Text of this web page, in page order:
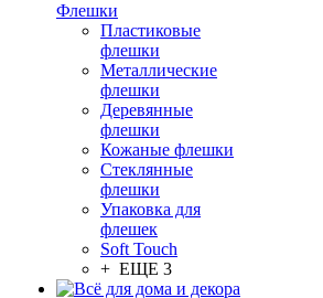
Флешки
Пластиковые
флешки
Металлические
флешки
Деревянные
флешки
Кожаные флешки
Стеклянные
флешки
Упаковка для
флешек
Soft Touch
+ ЕЩЕ 3